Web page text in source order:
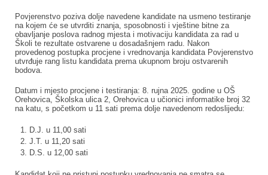
Povjerenstvo poziva dolje navedene kandidate na usmeno testiranje
na kojem će se utvrditi znanja, sposobnosti i vještine bitne za
obavljanje poslova radnog mjesta i motivaciju kandidata za rad u
Školi te rezultate ostvarene u dosadašnjem radu. Nakon
provedenog postupka procjene i vrednovanja kandidata Povjerenstvo
utvrđuje rang listu kandidata prema ukupnom broju ostvarenih
bodova.
Datum i mjesto procjene i testiranja: 8. rujna 2025. godine u OŠ
Orehovica, Školska ulica 2, Orehovica u učionici informatike broj 32
na katu, s početkom u 11 sati prema dolje navedenom redoslijedu:
D.J. u 11,00 sati
J.T. u 11,20 sati
D.S. u 12,00 sati